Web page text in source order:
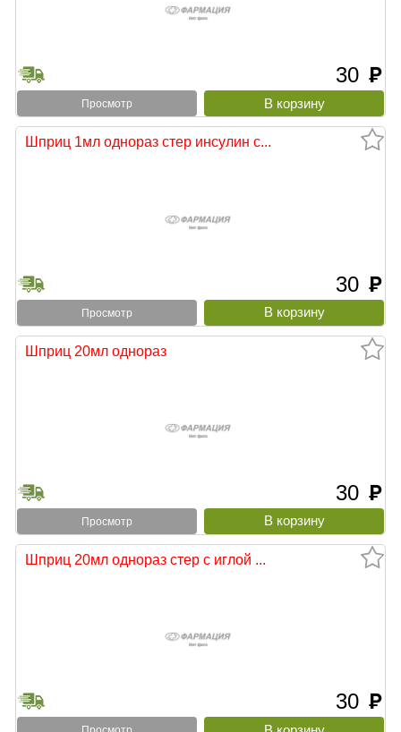
30 руб
Просмотр
Шприц 1мл однораз стер инсулин с...
30 руб
Просмотр
Шприц 20мл однораз
30 руб
Просмотр
Шприц 20мл однораз стер с иглой ...
30 руб